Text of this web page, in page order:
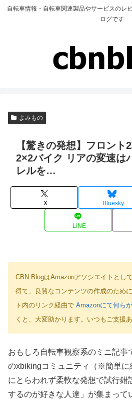
自転車情報・自転車関連製品やサービスのレ
ログです
よみもの
【驚きの発想】フロント
2×2バイク リアの変速は
レルを…
X Bluesky
LINE
CBN BlogはAmazonアソシエイトとし
得て、良質なコンテンツの作成のため
ト内のリンク経由で Amazonにて何ら
くと、大変助かります。いつもご支援
おもしろ自転車観察系のミニ記事
のxbikingコミュニティ（※簡単に
にとらわれず柔軟な発想で試行錯
するのが好きな人達」が集まって